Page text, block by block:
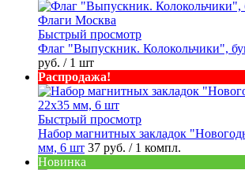
Быстрый просмотр
Флаг "Выпускник. Колокольчики",
руб. / 1 шт
Распродажа!
Быстрый просмотр
Набор магнитных закладок
мм, 6 шт 37 руб. / 1 компл.
Новинка